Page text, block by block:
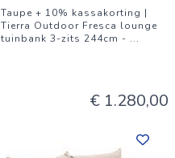
Taupe + 10% kassakorting |
Tierra Outdoor Fresca lounge
tuinbank 3-zits 244cm - ...
€ 1.280,00